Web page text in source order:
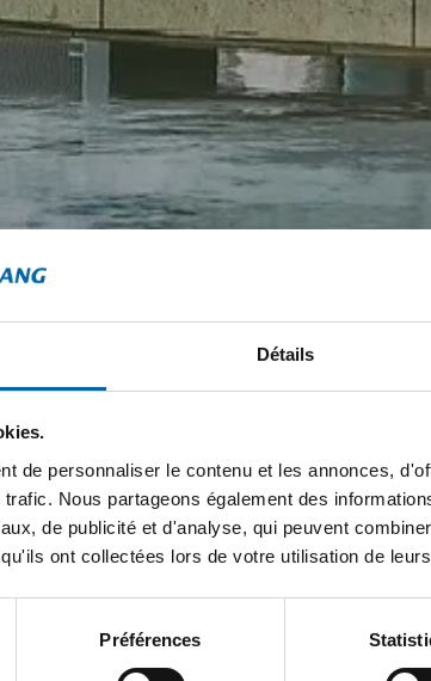
Détails
de personnaliser le contenu et les annonces,
Nous partageons également des
de publicité et d'analyse, qui peuvent
ont collectées lors de votre utilisation de
Préférences